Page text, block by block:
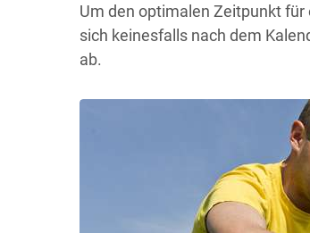
Um den optimalen Zeitpunkt
sich keinesfalls nach dem
ab.